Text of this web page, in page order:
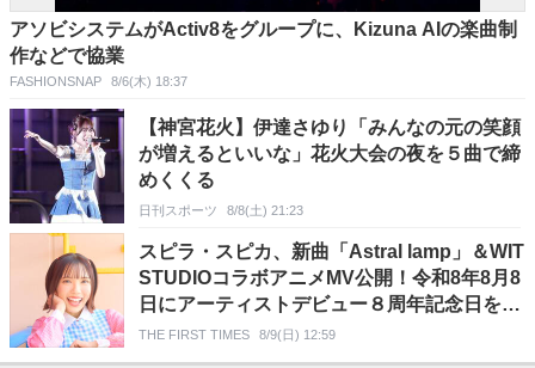
アソビシステムがActiv8をグループに、Kizuna AIの楽曲制
作などで協業
FASHIONSNAP 8/6(木) 18:37
【神宮花火】伊達さゆり「みんなの元の笑顔
が増えるといいな」花火大会の夜を５曲で締
めくくる
日刊スポーツ 8/8(土) 21:23
スピラ・スピカ、新曲「Astral lamp」＆WIT
STUDIOコラボアニメMV公開！令和8年8月8
日にアーティストデビュー８周年記念日を迎
えた記念楽曲
THE FIRST TIMES 8/9(日) 12:59